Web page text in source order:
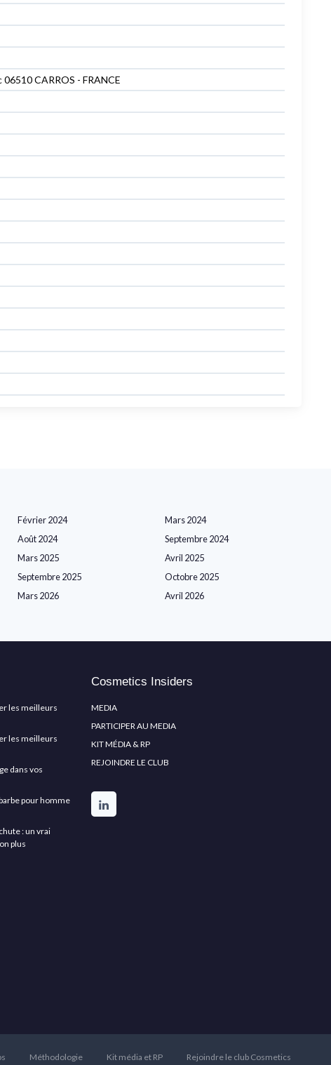
CARROS - FRANCE
Février 2024
Mars 2024
Août 2024
Septembre 2024
Mars 2025
Avril 2025
Septembre 2025
Octobre 2025
Mars 2026
Avril 2026
les meilleurs
les meilleurs
dans vos
pour homme
: un vrai
plus
Cosmetics Insiders
MEDIA
PARTICIPER AU MEDIA
KIT MÉDIA & RP
REJOINDRE LE CLUB
Méthodologie Kit média et RP
Rejoindre le club Cosmetics